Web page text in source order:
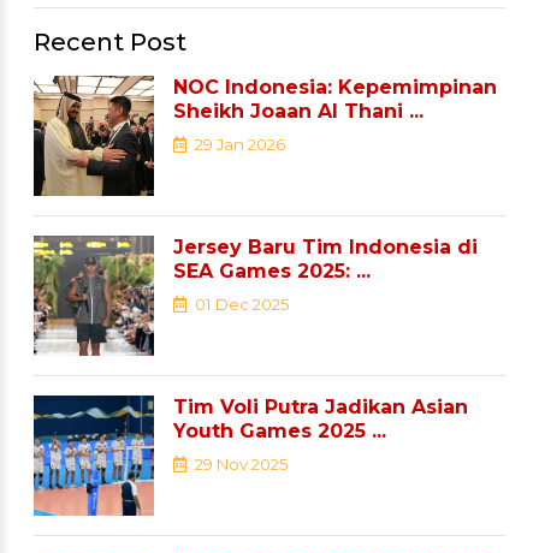
Recent Post
NOC Indonesia: Kepemimpinan
Sheikh Joaan Al Thani ...
29 Jan 2026
Jersey Baru Tim Indonesia di
SEA Games 2025: ...
01 Dec 2025
Tim Voli Putra Jadikan Asian
Youth Games 2025 ...
29 Nov 2025